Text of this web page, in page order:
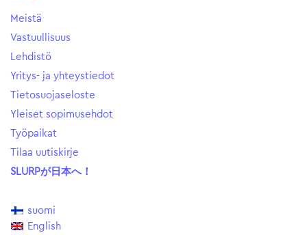
Meistä
Vastuullisuus
Lehdistö
Yritys- ja yhteystiedot
Tietosuojaseloste
Yleiset sopimusehdot
Työpaikat
Tilaa uutiskirje
SLURPが日本へ！
suomi
English